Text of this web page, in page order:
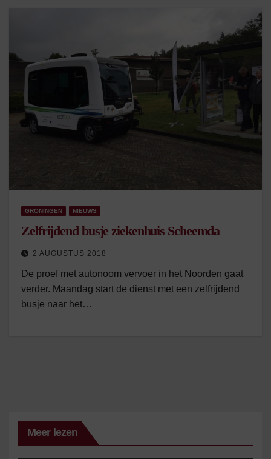
GRONINGEN NIEUWS
Zelfrijdend busje ziekenhuis Scheemda
2 AUGUSTUS 2018
De proef met autonoom vervoer in het Noorden gaat
verder. Maandag start de dienst met een zelfrijdend
busje naar het…
Meer lezen